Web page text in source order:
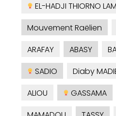
EL-HADJI THIORNO
Mouvement Raëlien
ARAFAY
ABASY
SADIO
Diaby
ALIOU
GASSAMA